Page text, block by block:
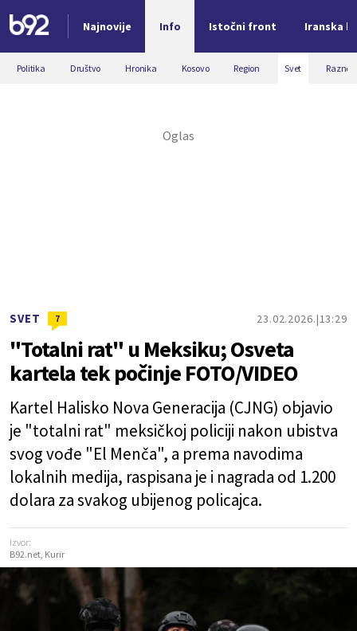
Najnovije Info Istočni front Iranska
Nova vest
Politika Društvo Hronika Kosovo Region Svet Razno
SVET 7 23.02.2026. 13:29
"Totalni rat" u Meksiku; Osveta
kartela tek počinje FOTO/VIDEO
Kartel Halisko Nova Generacija (CJNG) objavio
je "totalni rat" meksičkoj policiji nakon ubistva
svog vođe "El Menča", a prema navodima
lokalnih medija, raspisana je i nagrada od 1.200
dolara za svakog ubijenog policajca.
Izvor:
B92.net, Kurir